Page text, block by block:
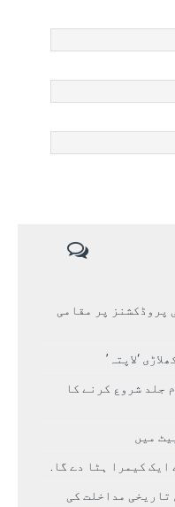
پروڈکشنز پر مقامی
‘لاپتہ’
جلد شروع کرنے کا
میں
تاریخی مداخلت کی